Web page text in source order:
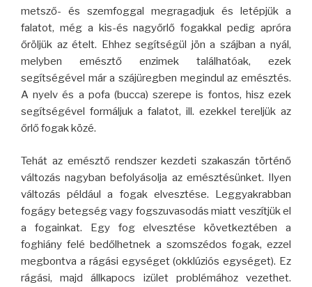
metsző- és szemfoggal megragadjuk és letépjük a
falatot, még a kis-és nagyőrlő fogakkal pedig apróra
őröljük az ételt. Ehhez segítségül jön a szájban a nyál,
melyben emésztő enzimek találhatóak, ezek
segítségével már a szájüregben megindul az emésztés.
A nyelv és a pofa (bucca) szerepe is fontos, hisz ezek
segítségével formáljuk a falatot, ill. ezekkel tereljük az
őrlő fogak közé.
Tehát az emésztő rendszer kezdeti szakaszán történő
változás nagyban befolyásolja az emésztésünket. Ilyen
változás például a fogak elvesztése. Leggyakrabban
fogágy betegség vagy fogszuvasodás miatt veszítjük el
a fogainkat. Egy fog elvesztése következtében a
foghiány felé bedőlhetnek a szomszédos fogak, ezzel
megbontva a rágási egységet (okklúziós egységet). Ez
rágási, majd állkapocs izület problémához vezethet.